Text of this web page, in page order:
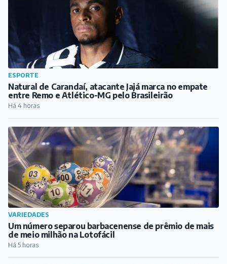
VARIEDADES
Um número separou barbacenense de prêmio de mais
de meio milhão na Lotofácil
Há 5 horas
CULTURA
DIVERT transforma Praça dos Andradas em palco de
alegria, arte e cultura em Barbacena
Há 6 horas